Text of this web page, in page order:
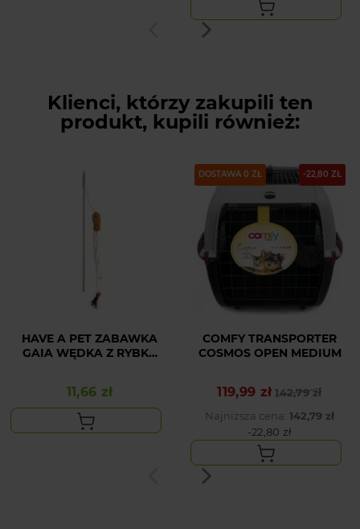
Klienci, którzy zakupili ten
produkt, kupili również:
HAVE A PET ZABAWKA
GAIA WĘDKA Z RYBKĄ
Cena
11,66 zł
-22,80 ZŁ
DOSTAWA 0 ZŁ
COMFY TRANSPORTER
COSMOS OPEN MEDIUM
Cena podstawowa
142,79 zł
Cena
119,99 zł
Najniższa cena: 142,79 zł
-22,80 zł